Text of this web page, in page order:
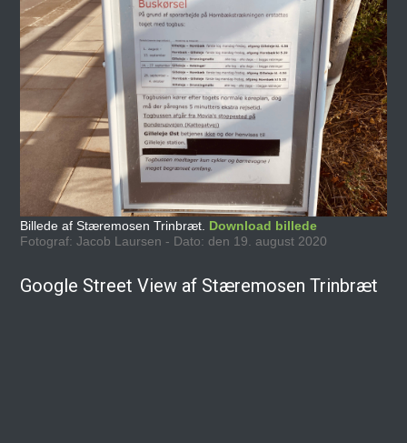
Billede af Stæremosen Trinbræt. Download billede
Fotograf: Jacob Laursen - Dato: den 19. august 2020
Google Street View af Stæremosen Trinbræt